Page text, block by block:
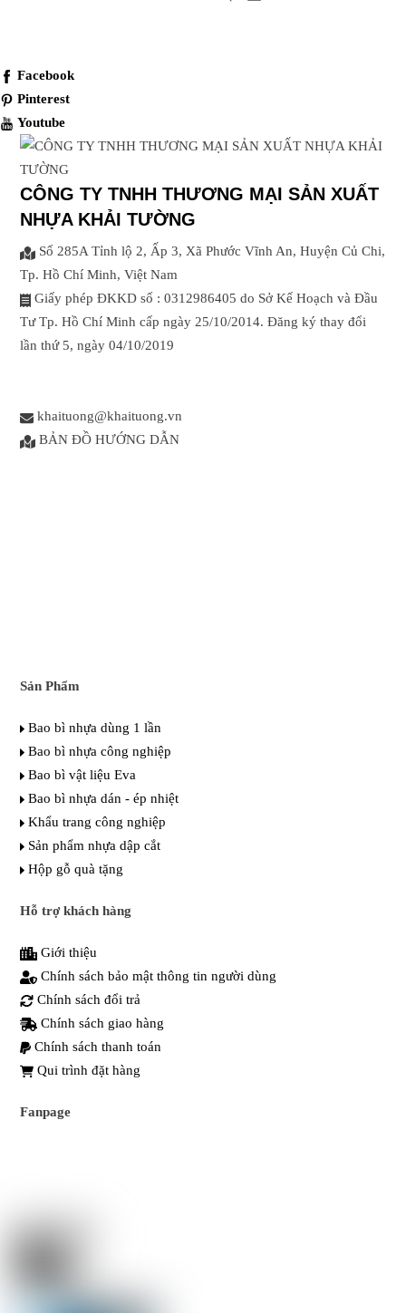
Facebook
Pinterest
Youtube
CÔNG TY TNHH THƯƠNG MẠI SẢN XUẤT
NHỰA KHẢI TƯỜNG
Số 285A Tỉnh lộ 2, Ấp 3, Xã Phước Vĩnh An, Huyện Củ Chi,
Tp. Hồ Chí Minh, Việt Nam
Giấy phép ĐKKD số : 0312986405 do Sở Kế Hoạch và Đầu
Tư Tp. Hồ Chí Minh cấp ngày 25/10/2014. Đăng ký thay đổi
lần thứ 5, ngày 04/10/2019
khaituong@khaituong.vn
BẢN ĐỒ HƯỚNG DẪN
Sản Phẩm
Bao bì nhựa dùng 1 lần
Bao bì nhựa công nghiệp
Bao bì vật liệu Eva
Bao bì nhựa dán - ép nhiệt
Khẩu trang công nghiệp
Sản phẩm nhựa dập cắt
Hộp gỗ quà tặng
Hỗ trợ khách hàng
Giới thiệu
Chính sách bảo mật thông tin người dùng
Chính sách đổi trả
Chính sách giao hàng
Chính sách thanh toán
Qui trình đặt hàng
Fanpage